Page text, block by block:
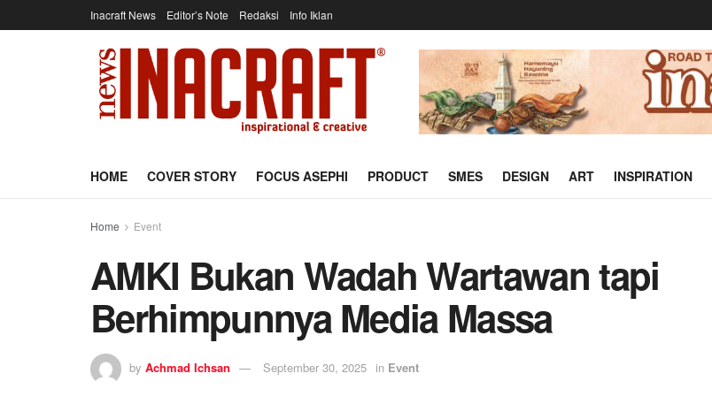
Inacraft News Editor’s Note Redaksi Info Iklan
HOME COVER STORY FOCUS ASEPHI PRODUCT SMES DESIGN ART INSPIRATION
Home Event
AMKI Bukan Wadah Wartawan tapi
Berhimpunnya Media Massa
by Achmad Ichsan September 30, 2025 in Event